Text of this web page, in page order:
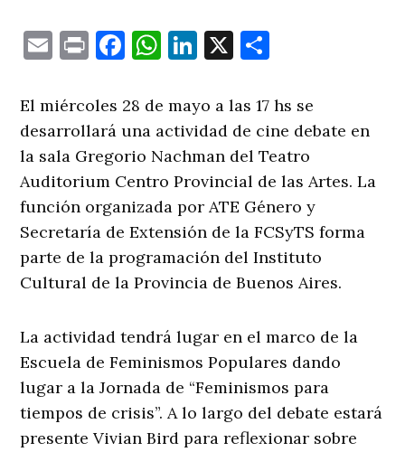
EmailPrintFacebook
WhatsApp
LinkedIn
X
El miércoles 28 de mayo a las 17 hs se
desarrollará una actividad de cine debate en
la sala Gregorio Nachman del Teatro
Auditorium Centro Provincial de las Artes. La
función organizada por ATE Género y
Secretaría de Extensión de la FCSyTS forma
parte de la programación del Instituto
Cultural de la Provincia de Buenos Aires.
La actividad tendrá lugar en el marco de la
Escuela de Feminismos Populares dando
lugar a la Jornada de “Feminismos para
tiempos de crisis”. A lo largo del debate estará
presente Vivian Bird para reflexionar sobre